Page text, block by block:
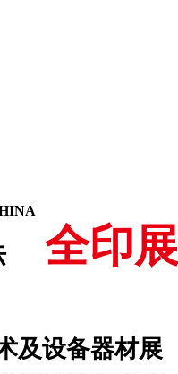
全印展
及设备器材展